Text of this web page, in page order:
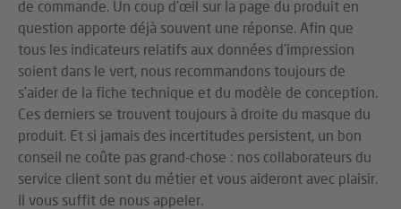
de commande. Un coup d’œil sur la page du produit en
question apporte déjà souvent une réponse. Afin que
tous les indicateurs relatifs aux données d’impression
soient dans le vert, nous recommandons toujours de
s’aider de la fiche technique et du modèle de conception.
Ces derniers se trouvent toujours à droite du masque du
produit. Et si jamais des incertitudes persistent, un bon
conseil ne coûte pas grand-chose : nos collaborateurs du
service client sont du métier et vous aideront avec plaisir.
Il vous suffit de nous appeler.